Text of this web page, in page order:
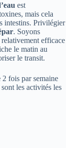
est
mais cela
intestins. Privilégier
. Soyons
efficace
le matin au
le transit.
2 fois par semaine
les activités les